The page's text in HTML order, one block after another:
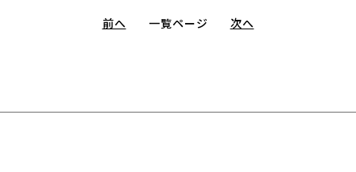
前へ 一覧ページ 次へ